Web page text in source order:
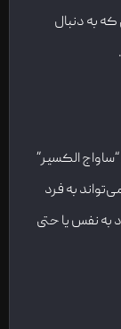
به دنبال
الکسیر”
به فرد
نفس یا حتی